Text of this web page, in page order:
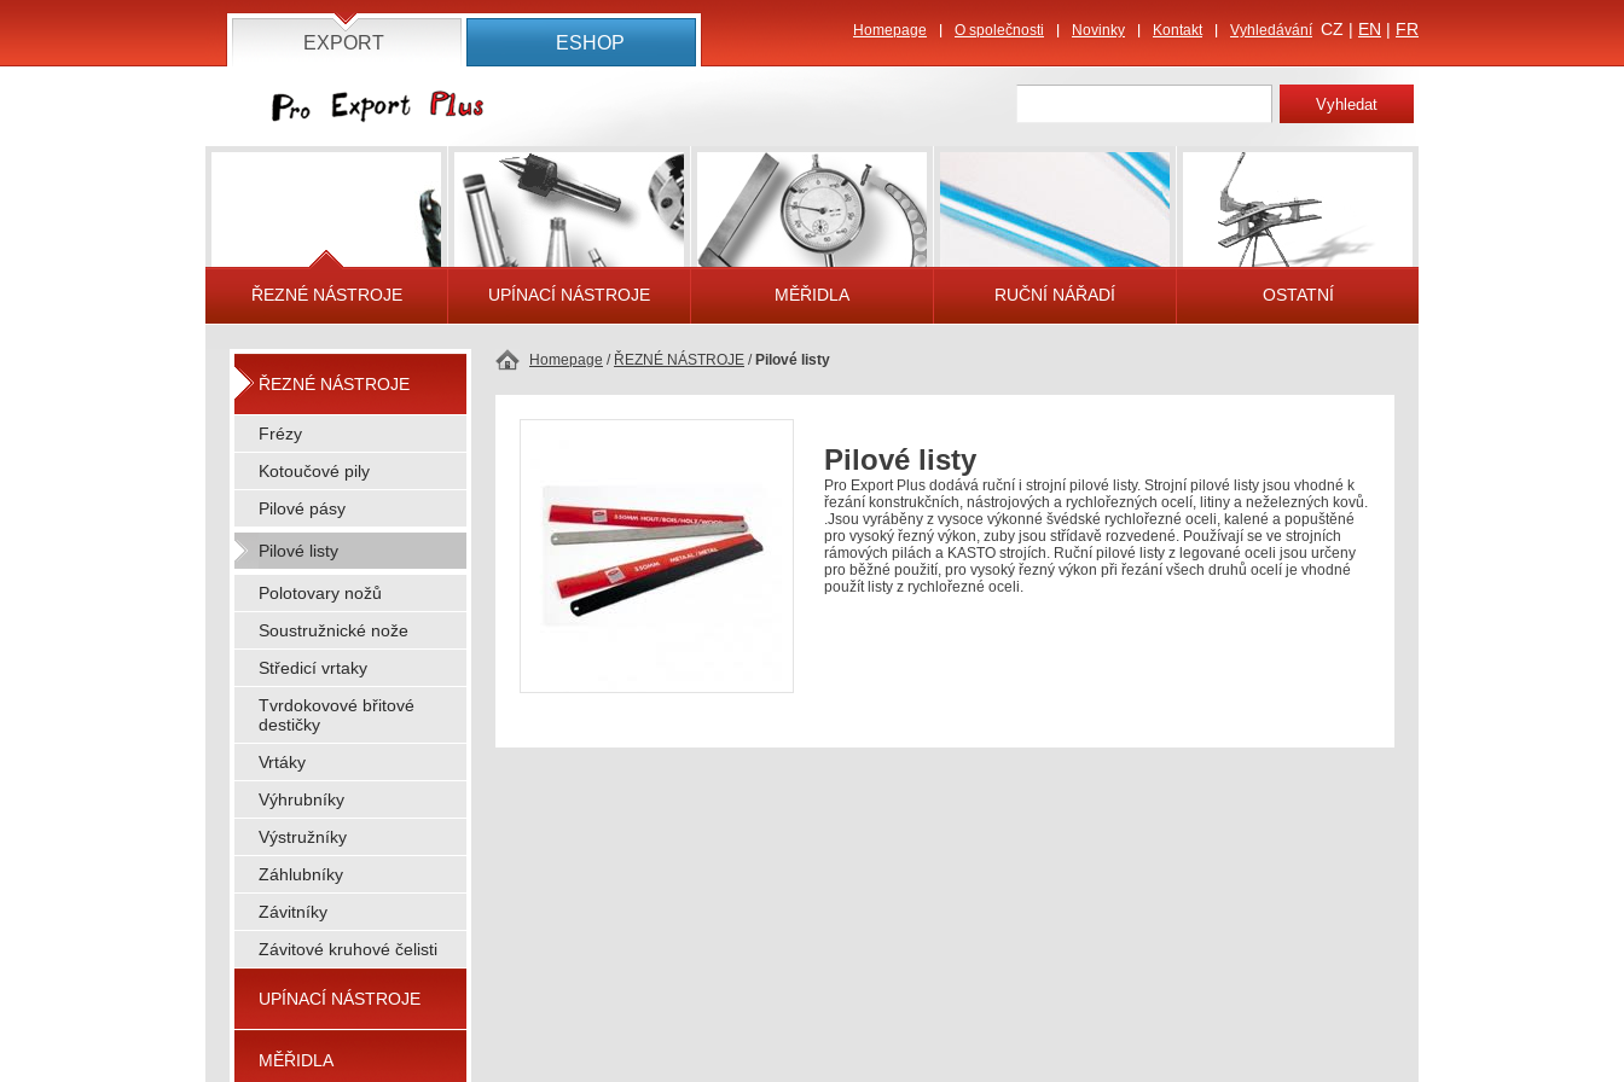
EXPORT ESHOP
Homepage O společnosti Novinky Kontakt Vyhledávání CZ | EN | FR
ŘEZNÉ NÁSTROJE UPÍNACÍ NÁSTROJE MĚŘIDLA RUČNÍ NÁŘADÍ OSTATNÍ
ŘEZNÉ NÁSTROJE
Frézy
Kotoučové pily
Pilové pásy
Pilové listy
Polotovary nožů
Soustružnické nože
Středicí vrtaky
Tvrdokovové břitové
destičky
Vrtáky
Výhrubníky
Výstružníky
Záhlubníky
Závitníky
Závitové kruhové čelisti
UPÍNACÍ NÁSTROJE
MĚŘIDLA
Homepage / ŘEZNÉ NÁSTROJE / Pilové listy
Pilové listy
Pro Export Plus dodává ruční i strojní pilové listy. Strojní pilové listy jsou vhodné k
řezání konstrukčních, nástrojových a rychlořezných ocelí, litiny a neželezných kovů.
.Jsou vyráběny z vysoce výkonné švédské rychlořezné oceli, kalené a popuštěné
pro vysoký řezný výkon, zuby jsou střídavě rozvedené. Používají se ve strojních
rámových pilách a KASTO strojích. Ruční pilové listy z legované oceli jsou určeny
pro běžné použití, pro vysoký řezný výkon při řezání všech druhů ocelí je vhodné
použít listy z rychlořezné oceli.